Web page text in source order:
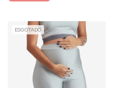
ESGOTADO